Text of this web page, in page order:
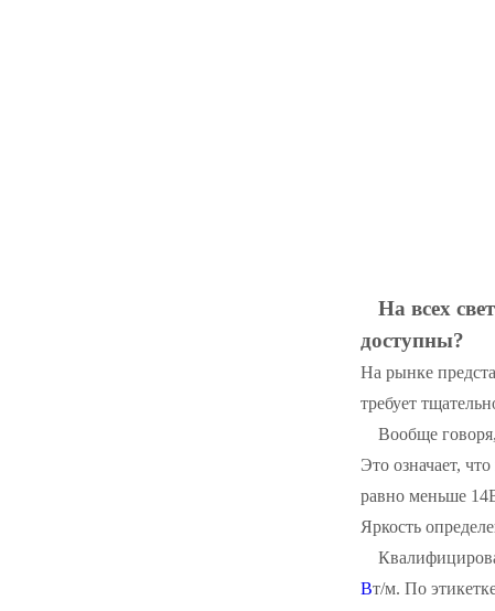
На всех
доступны?
На рынке
требует
Вообще
Это означает,
равно меньше
Яркость
Вт/м. По